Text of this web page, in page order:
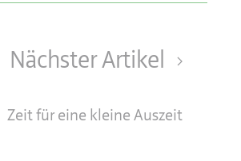
Nächster Artikel
Zeit für eine kleine Auszeit